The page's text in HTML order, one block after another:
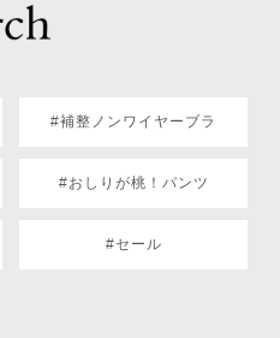
#補整ノンワイヤーブラ
#おしりが桃！パンツ
#セール